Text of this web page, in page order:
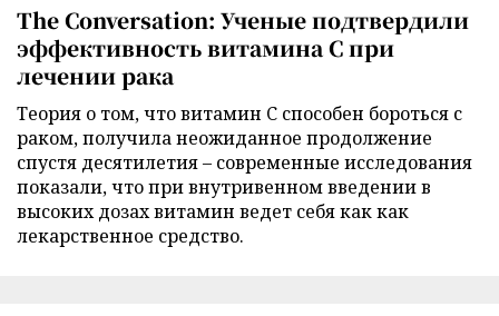
The Conversation: Ученые подтвердили
эффективность витамина C при
лечении рака
Теория о том, что витамин C способен бороться с
раком, получила неожиданное продолжение
спустя десятилетия – современные исследования
показали, что при внутривенном введении в
высоких дозах витамин ведет себя как как
лекарственное средство.